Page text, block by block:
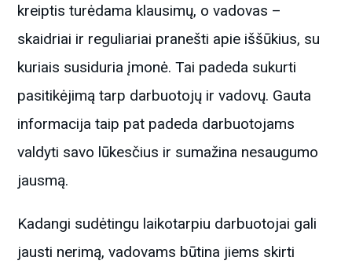
kreiptis turėdama klausimų, o vadovas –
skaidriai ir reguliariai pranešti apie iššūkius, su
kuriais susiduria įmonė. Tai padeda sukurti
pasitikėjimą tarp darbuotojų ir vadovų. Gauta
informacija taip pat padeda darbuotojams
valdyti savo lūkesčius ir sumažina nesaugumo
jausmą.
Kadangi sudėtingu laikotarpiu darbuotojai gali
jausti nerimą, vadovams būtina jiems skirti